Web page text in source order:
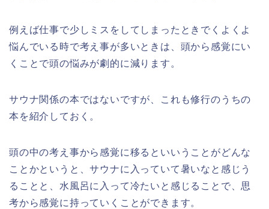
例えば仕事で少しミスをしてしまったときでくよくよ
悩んでいる時で考え事が多いときは、頭から感覚にい
くことで頭の悩みが劇的に減ります。
サウナ関係の本ではないですが、これも修行のうちの
本を紹介しておく。
頭の中の考え事から感覚に移るといいうことがどんな
ことかというと、サウナに入っていて暑いなと感じう
ることと、水風呂に入って冷たいと感じることで、思
考から感覚に持っていくことができます。